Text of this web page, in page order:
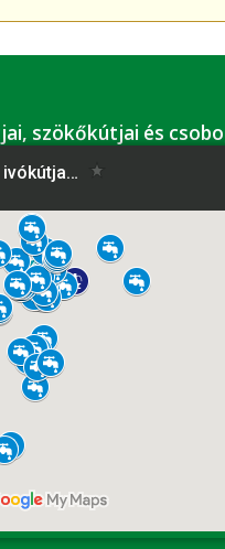
szökőkútjai és